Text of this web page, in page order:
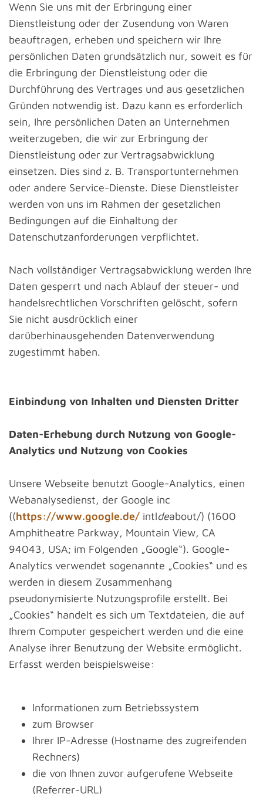
Wenn Sie uns mit der Erbringung einer
Dienstleistung oder der Zusendung von Waren
beauftragen, erheben und speichern wir Ihre
persönlichen Daten grundsätzlich nur, soweit es für
die Erbringung der Dienstleistung oder die
Durchführung des Vertrages und aus gesetzlichen
Gründen notwendig ist. Dazu kann es erforderlich
sein, Ihre persönlichen Daten an Unternehmen
weiterzugeben, die wir zur Erbringung der
Dienstleistung oder zur Vertragsabwicklung
einsetzen. Dies sind z. B. Transportunternehmen
oder andere Service-Dienste. Diese Dienstleister
werden von uns im Rahmen der gesetzlichen
Bedingungen auf die Einhaltung der
Datenschutzanforderungen verpflichtet.
Nach vollständiger Vertragsabwicklung werden Ihre
Daten gesperrt und nach Ablauf der steuer- und
handelsrechtlichen Vorschriften gelöscht, sofern
Sie nicht ausdrücklich einer
darüberhinausgehenden Datenverwendung
zugestimmt haben.
Einbindung von Inhalten und Diensten Dritter
Daten-Erhebung durch Nutzung von Google-
Analytics und Nutzung von Cookies
Unsere Webseite benutzt Google-Analytics, einen
Webanalysedienst, der Google inc
((https://www.google.de/ intldeabout/) (1600
Amphitheatre Parkway, Mountain View, CA
94043, USA; im Folgenden „Google“). Google-
Analytics verwendet sogenannte „Cookies“ und es
werden in diesem Zusammenhang
pseudonymisierte Nutzungsprofile erstellt. Bei
„Cookies“ handelt es sich um Textdateien, die auf
Ihrem Computer gespeichert werden und die eine
Analyse ihrer Benutzung der Website ermöglicht.
Erfasst werden beispielsweise:
Informationen zum Betriebssystem
zum Browser
Ihrer IP-Adresse (Hostname des zugreifenden
Rechners)
die von Ihnen zuvor aufgerufene Webseite
(Referrer-URL)